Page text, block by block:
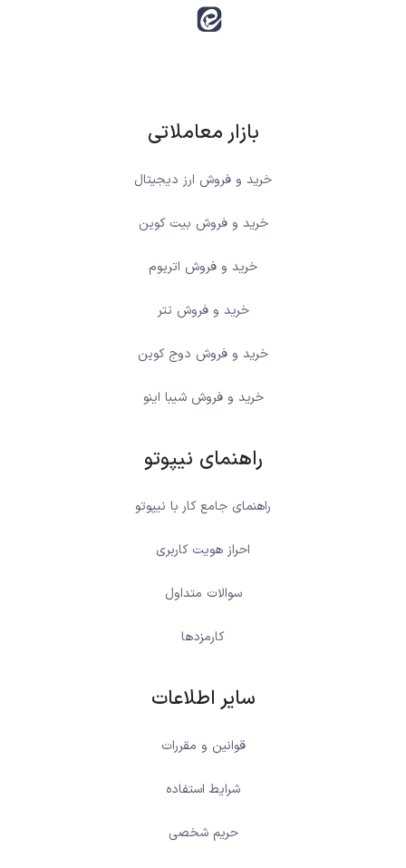
بازار معاملاتی
خرید و فروش ارز دیجیتال
خرید و فروش بیت کوین
خرید و فروش اتریوم
خرید و فروش تتر
خرید و فروش دوج کوین
خرید و فروش شیبا اینو
راهنمای نیپوتو
راهنمای جامع کار با نیپوتو
احراز هویت کاربری
سوالات متداول
کارمزدها
سایر اطلاعات
قوانین و مقررات
شرایط استفاده
حریم شخصی